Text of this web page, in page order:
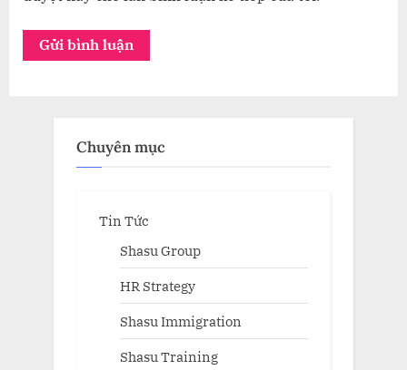
Chuyên mục
Tin Tức
Shasu Group
HR Strategy
Shasu Immigration
Shasu Training